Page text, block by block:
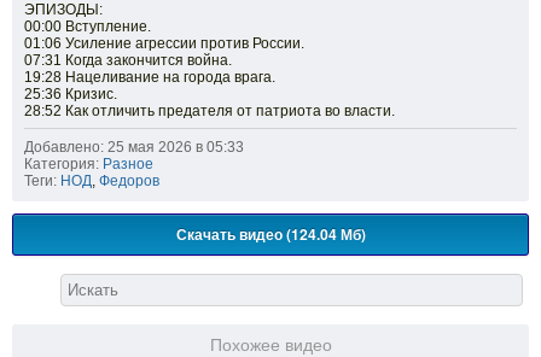
ЭПИЗОДЫ:
00:00 Вступление.
01:06 Усиление агрессии против России.
07:31 Когда закончится война.
19:28 Нацеливание на города врага.
25:36 Кризис.
28:52 Как отличить предателя от патриота во власти.
Добавлено: 25 мая 2026 в 05:33
Категория: Разное
Теги: НОД, Федоров
Скачать видео (124.04 Мб)
Похожее видео